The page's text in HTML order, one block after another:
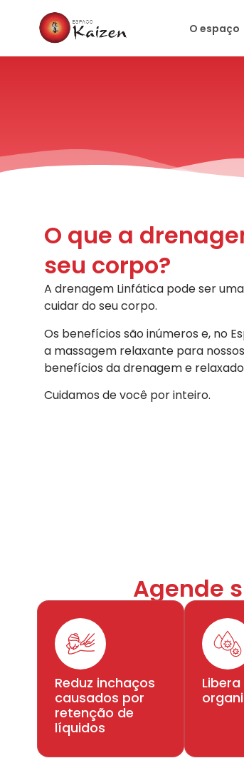
O espaço
O que a
seu corpo?
A drenagem Linfática pode ser
cuidar do seu corpo.
Os benefícios são inúmeros e, no
a massagem relaxante para
benefícios da drenagem e
Cuidamos de você por inteiro.
Agende
Reduz inchaços
causados por
retenção de
líquidos